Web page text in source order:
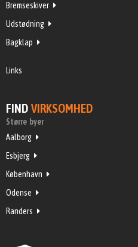
Bremseskiver
Udstødning
Bagklap
Links
FIND VIRKSOMHED
Større byer
Aalborg
Esbjerg
København
Odense
Randers